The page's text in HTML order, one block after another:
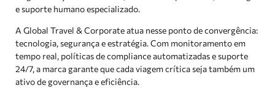
e suporte humano especializado.
A Global Travel & Corporate atua nesse ponto de convergência:
tecnologia, segurança e estratégia. Com monitoramento em
tempo real, políticas de compliance automatizadas e suporte
24/7, a marca garante que cada viagem crítica seja também um
ativo de governança e eficiência.